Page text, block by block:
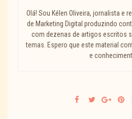
Olá! Sou Kélen Oliveira, jornalista e
de Marketing Digital produzindo
com dezenas de artigos escritos
temas. Espero que este material
e